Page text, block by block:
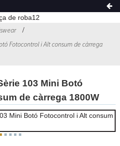
Fotocontrol i Alt consum de càrrega
103 Mini Botó
de càrrega 1800W